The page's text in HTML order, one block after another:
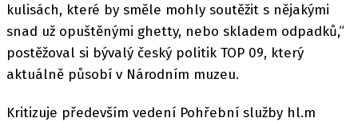
kulisách, které by směle mohly soutěžit s nějakými
snad už opuštěnými ghetty, nebo skladem odpadků,“
postěžoval si bývalý český politik TOP 09, který
aktuálně působí v Národním muzeu.
Kritizuje především vedení Pohřební služby hl.m